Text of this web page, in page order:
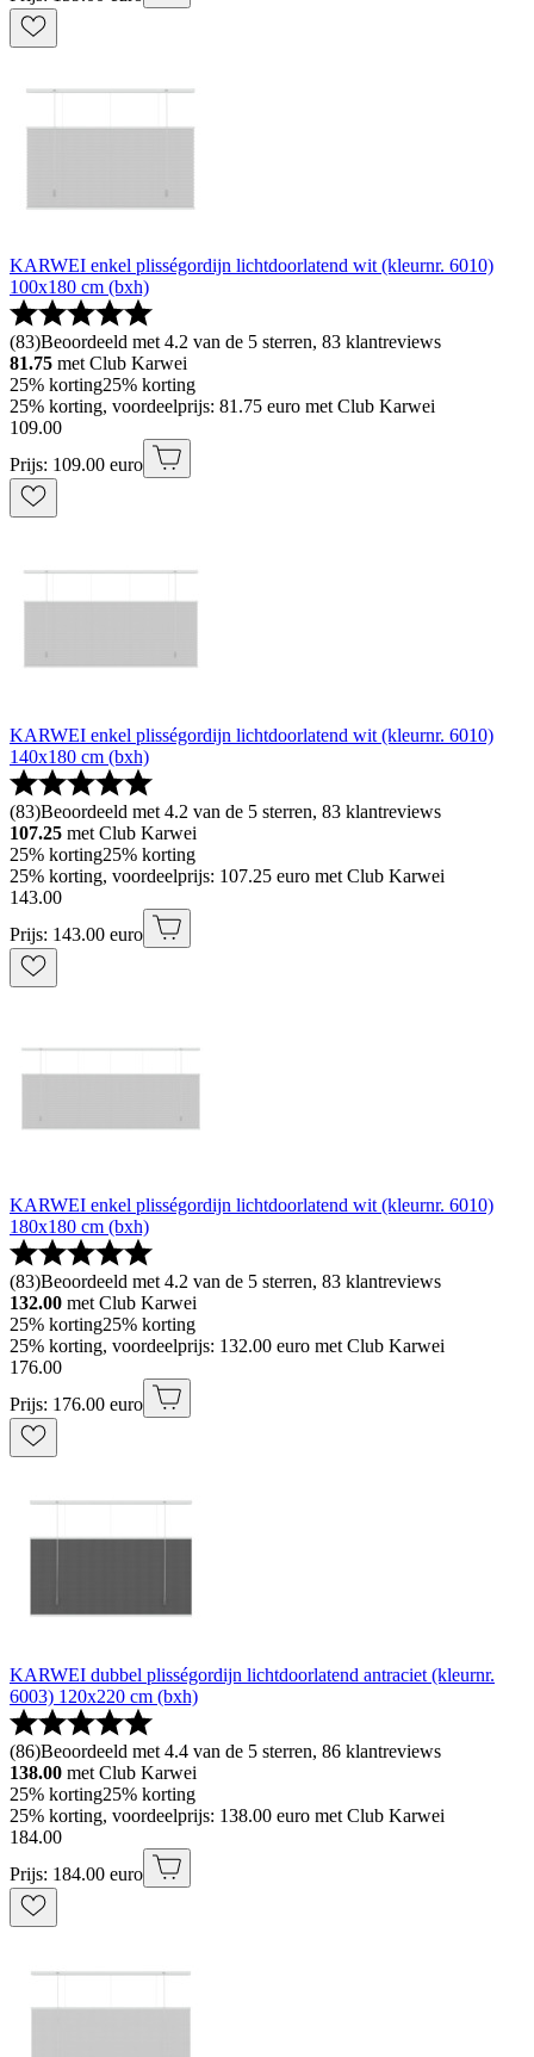
KARWEI enkel plisségordijn lichtdoorlatend wit (kleurnr. 6010)
100x180 cm (bxh)
(83)Beoordeeld met 4.2 van de 5 sterren, 83 klantreviews
81.75 met Club Karwei
25% korting25% korting
25% korting, voordeelprijs: 81.75 euro met Club Karwei
109.00
Prijs: 109.00 euro
KARWEI enkel plisségordijn lichtdoorlatend wit (kleurnr. 6010)
140x180 cm (bxh)
(83)Beoordeeld met 4.2 van de 5 sterren, 83 klantreviews
107.25 met Club Karwei
25% korting25% korting
25% korting, voordeelprijs: 107.25 euro met Club Karwei
143.00
Prijs: 143.00 euro
KARWEI enkel plisségordijn lichtdoorlatend wit (kleurnr. 6010)
180x180 cm (bxh)
(83)Beoordeeld met 4.2 van de 5 sterren, 83 klantreviews
132.00 met Club Karwei
25% korting25% korting
25% korting, voordeelprijs: 132.00 euro met Club Karwei
176.00
Prijs: 176.00 euro
KARWEI dubbel plisségordijn lichtdoorlatend antraciet (kleurnr.
6003) 120x220 cm (bxh)
(86)Beoordeeld met 4.4 van de 5 sterren, 86 klantreviews
138.00 met Club Karwei
25% korting25% korting
25% korting, voordeelprijs: 138.00 euro met Club Karwei
184.00
Prijs: 184.00 euro